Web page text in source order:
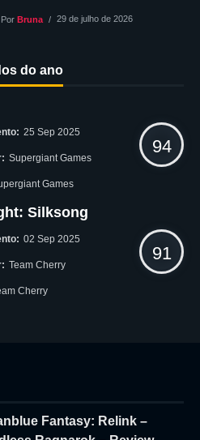
PorBruna 29 de julho de 2026
do ano
25 Sep 2025
Supergiant Games
Games
94
Silksong
02 Sep 2025
Team Cherry
Cherry
91
Fantasy: Relink –